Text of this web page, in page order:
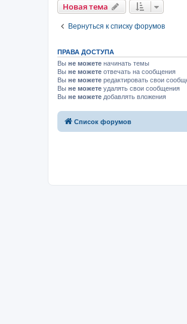
Новая тема
Вернуться к списку форумов
ПРАВА ДОСТУПА
Вы не можете начинать темы
Вы не можете отвечать на сообщения
Вы не можете редактировать свои
Вы не можете удалять свои сообщения
Вы не можете добавлять вложения
Список форумов